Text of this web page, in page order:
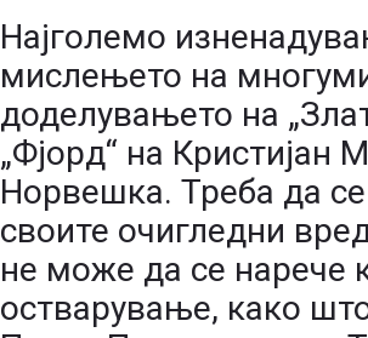
Најголемо
мислењето на
доделувањето на
„Фјорд“ на Кристијан
Норвешка. Треба да се
своите очигледни
не може да се нарече
остварување, како